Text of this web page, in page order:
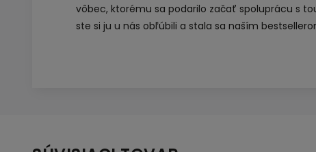
vôbec, ktorému sa podarilo začať spoluprácu s
ste si ju u nás obľúbili a stala sa naším